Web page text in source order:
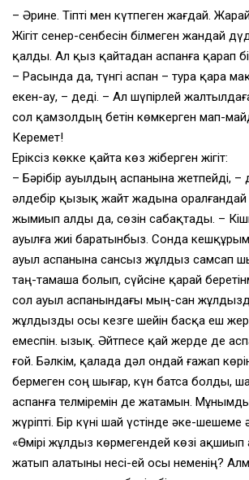
– Әрине. Тіпті мен күтпеген жағдай.
Жігіт сенер-сенбесін білмеген жандай
қалды. Ал қыз қайтадан аспанға қарап
– Расында да, түнгі аспан – тура қара
екен-ау, – деді. – Ал шүпірлей
сол қамзолдың бетін көмкерген мап-
Керемет!
Еріксіз көкке қайта көз жіберген жігіт:
– Бәрібір ауылдың аспанына жетпейді, –
әлдебір қызық жайт жадына
жымиып алды да, сөзін сабақтады. –
ауылға жиі баратынбыз. Сонда кешқұрым
ауыл аспанына сансыз жұлдыз самсап
таң-тамаша болып, сүйсіне қарай
сол ауыл аспанындағы мың-сан
жұлдызды осы кезге шейін басқа еш
емеспін. Қызық. Әйтпесе қай жерде де
ғой. Бәлкім, қалада дәл ондай ғажап
бермеген соң шығар, күн батса болды,
аспанға телміремін де жатамын.
жүріпті. Бір күні шай үстінде әке-
«Өмірі жұлдыз көрмегендей көзі ақшиып
жатып алатыны несі-ей осы неменің?